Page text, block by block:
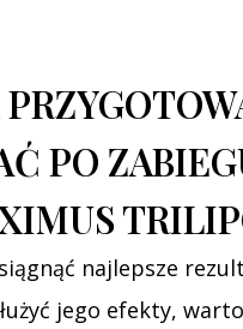
PO
najlepsze
jego efekty,